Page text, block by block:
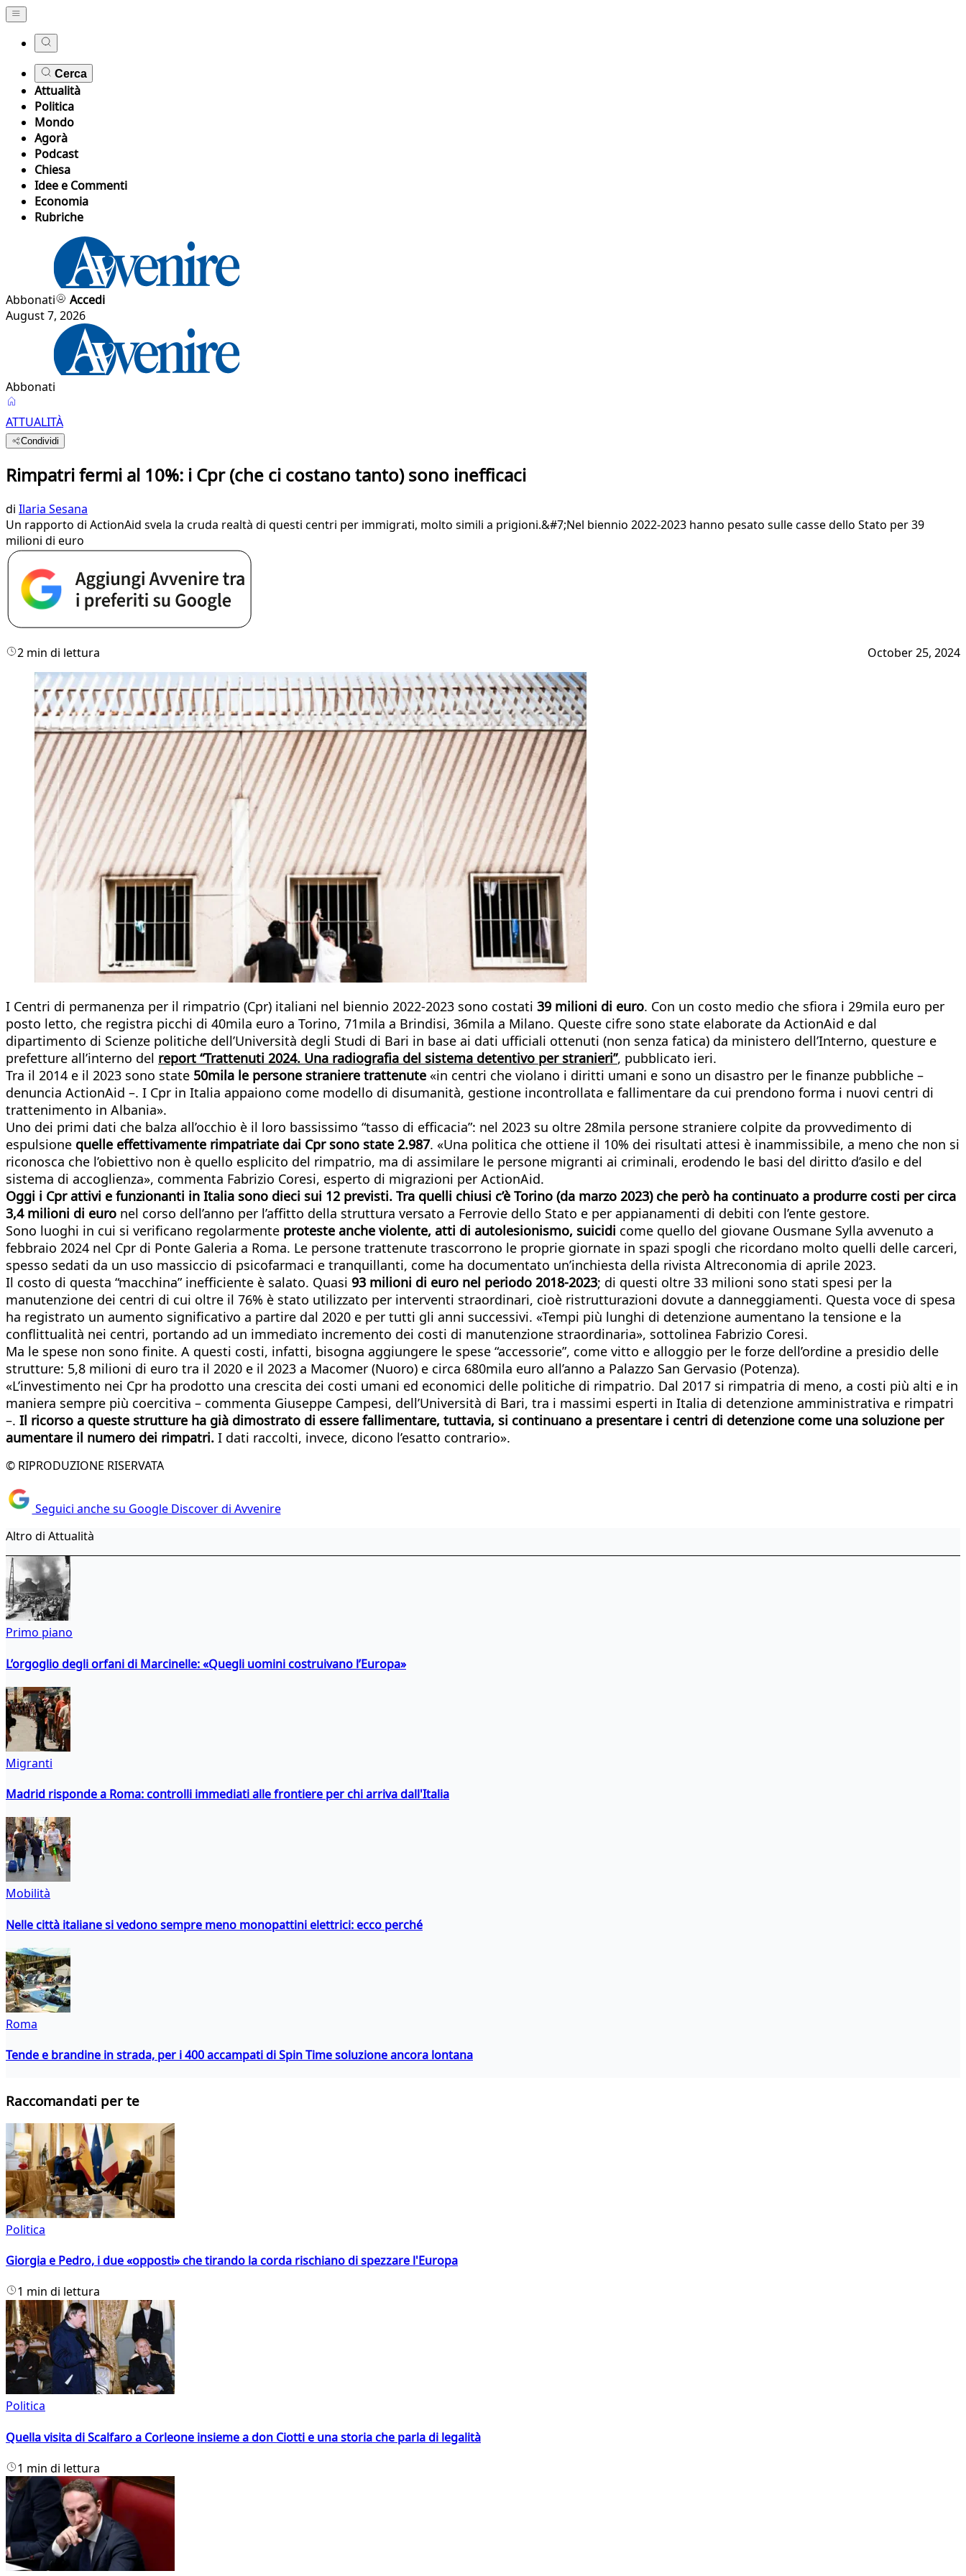
Cerca
Attualità
Politica
Mondo
Agorà
Podcast
Chiesa
Idee e Commenti
Economia
Rubriche
Abbonati
Accedi
August 7, 2026
Abbonati
ATTUALITÀ
Condividi
Rimpatri fermi al 10%: i Cpr (che ci costano tanto) sono inefficaci
di Ilaria Sesana
Un rapporto di ActionAid svela la cruda realtà di questi centri per immigrati, molto simili a prigioni.&#7;Nel biennio 2022-2023 hanno pesato sulle casse dello Stato per 39
milioni di euro
2 min di lettura October 25, 2024
I Centri di permanenza per il rimpatrio (Cpr) italiani nel biennio 2022-2023 sono costati 39 milioni di euro. Con un costo medio che sfiora i 29mila euro per
posto letto, che registra picchi di 40mila euro a Torino, 71mila a Brindisi, 36mila a Milano. Queste cifre sono state elaborate da ActionAid e dal
dipartimento di Scienze politiche dell’Università degli Studi di Bari in base ai dati ufficiali ottenuti (non senza fatica) da ministero dell’Interno, questure e
prefetture all’interno del report “Trattenuti 2024. Una radiografia del sistema detentivo per stranieri”, pubblicato ieri.
Tra il 2014 e il 2023 sono state 50mila le persone straniere trattenute «in centri che violano i diritti umani e sono un disastro per le finanze pubbliche –
denuncia ActionAid –. I Cpr in Italia appaiono come modello di disumanità, gestione incontrollata e fallimentare da cui prendono forma i nuovi centri di
trattenimento in Albania».
Uno dei primi dati che balza all’occhio è il loro bassissimo “tasso di efficacia”: nel 2023 su oltre 28mila persone straniere colpite da provvedimento di
espulsione quelle effettivamente rimpatriate dai Cpr sono state 2.987. «Una politica che ottiene il 10% dei risultati attesi è inammissibile, a meno che non si
riconosca che l’obiettivo non è quello esplicito del rimpatrio, ma di assimilare le persone migranti ai criminali, erodendo le basi del diritto d’asilo e del
sistema di accoglienza», commenta Fabrizio Coresi, esperto di migrazioni per ActionAid.
Oggi i Cpr attivi e funzionanti in Italia sono dieci sui 12 previsti. Tra quelli chiusi c’è Torino (da marzo 2023) che però ha continuato a produrre costi per circa
3,4 milioni di euro nel corso dell’anno per l’affitto della struttura versato a Ferrovie dello Stato e per appianamenti di debiti con l’ente gestore.
Sono luoghi in cui si verificano regolarmente proteste anche violente, atti di autolesionismo, suicidi come quello del giovane Ousmane Sylla avvenuto a
febbraio 2024 nel Cpr di Ponte Galeria a Roma. Le persone trattenute trascorrono le proprie giornate in spazi spogli che ricordano molto quelli delle carceri,
spesso sedati da un uso massiccio di psicofarmaci e tranquillanti, come ha documentato un’inchiesta della rivista Altreconomia di aprile 2023.
Il costo di questa “macchina” inefficiente è salato. Quasi 93 milioni di euro nel periodo 2018-2023; di questi oltre 33 milioni sono stati spesi per la
manutenzione dei centri di cui oltre il 76% è stato utilizzato per interventi straordinari, cioè ristrutturazioni dovute a danneggiamenti. Questa voce di spesa
ha registrato un aumento significativo a partire dal 2020 e per tutti gli anni successivi. «Tempi più lunghi di detenzione aumentano la tensione e la
conflittualità nei centri, portando ad un immediato incremento dei costi di manutenzione straordinaria», sottolinea Fabrizio Coresi.
Ma le spese non sono finite. A questi costi, infatti, bisogna aggiungere le spese “accessorie”, come vitto e alloggio per le forze dell’ordine a presidio delle
strutture: 5,8 milioni di euro tra il 2020 e il 2023 a Macomer (Nuoro) e circa 680mila euro all’anno a Palazzo San Gervasio (Potenza).
«L’investimento nei Cpr ha prodotto una crescita dei costi umani ed economici delle politiche di rimpatrio. Dal 2017 si rimpatria di meno, a costi più alti e in
maniera sempre più coercitiva – commenta Giuseppe Campesi, dell’Università di Bari, tra i massimi esperti in Italia di detenzione amministrativa e rimpatri
–. Il ricorso a queste strutture ha già dimostrato di essere fallimentare, tuttavia, si continuano a presentare i centri di detenzione come una soluzione per
aumentare il numero dei rimpatri. I dati raccolti, invece, dicono l’esatto contrario».
© RIPRODUZIONE RISERVATA
Seguici anche su Google Discover di Avvenire
Altro di Attualità
Primo piano
L’orgoglio degli orfani di Marcinelle: «Quegli uomini costruivano l’Europa»
Migranti
Madrid risponde a Roma: controlli immediati alle frontiere per chi arriva dall'Italia
Mobilità
Nelle città italiane si vedono sempre meno monopattini elettrici: ecco perché
Roma
Tende e brandine in strada, per i 400 accampati di Spin Time soluzione ancora lontana
Raccomandati per te
Politica
Giorgia e Pedro, i due «opposti» che tirando la corda rischiano di spezzare l'Europa
1 min di lettura
Politica
Quella visita di Scalfaro a Corleone insieme a don Ciotti e una storia che parla di legalità
1 min di lettura